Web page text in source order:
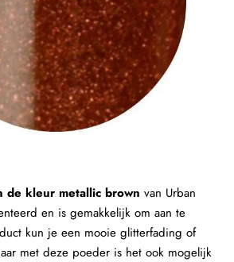
de kleur metallic brown van Urban
en is gemakkelijk om aan te
kun je een mooie glitterfading of
met deze poeder is het ook mogelijk